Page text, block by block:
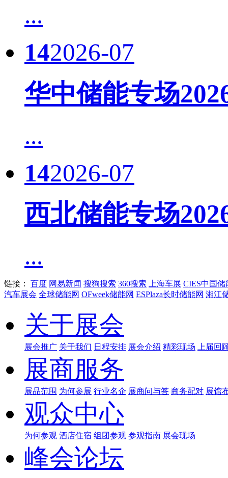
...
142026-07
华中储能专场
...
142026-07
西北储能专场
...
链接： 百度 网易新闻 搜狗搜索 360搜索 上海车展 CIES中国储
汽车展会 全球储能网 OFweek储能网 ESPlaza长时储能网 湘江
关于展会
展会推广 关于我们 日程安排 展会介绍 精彩现场 上届回
展商服务
展品范围 为何参展 行业名企 展商问与答 商务配对 展馆
观众中心
为何参观 酒店住宿 组团参观 参观指南 展会现场
峰会论坛